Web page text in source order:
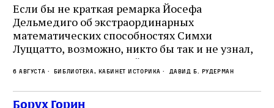
Если бы не краткая ремарка Йосефа
Дельмедиго об экстраординарных
математических способностях Симхи
Луццатто, возможно, никто бы так и не узнал,
что этот эрудированный и несколько
сварливый венецианский талмудист имел
какое‑то отношение к научной деятельности.
На протяжении почти шестидесяти лет,
6 августа Библиотека, кабинет историка Давид Б. Рудерман
Борух Горин